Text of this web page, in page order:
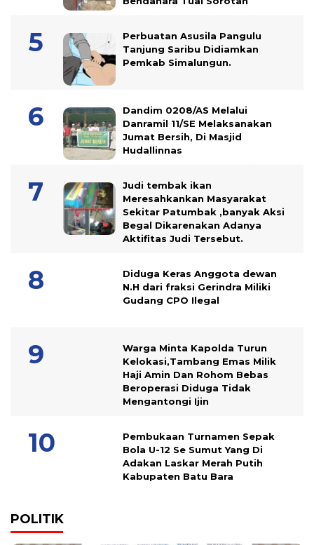
Perbuatan Asusila Pangulu
Tanjung Saribu Didiamkan
Pemkab Simalungun.
Dandim 0208/AS Melalui
Danramil 11/SE Melaksanakan
Jumat Bersih, Di Masjid
Hudallinnas
Judi tembak ikan
Meresahkankan Masyarakat
Sekitar Patumbak ,banyak Aksi
Begal Dikarenakan Adanya
Aktifitas Judi Tersebut.
Diduga Keras Anggota dewan
N.H dari fraksi Gerindra Miliki
Gudang CPO Ilegal
Warga Minta Kapolda Turun
Kelokasi,Tambang Emas Milik
Haji Amin Dan Rohom Bebas
Beroperasi Diduga Tidak
Mengantongi Ijin
Pembukaan Turnamen Sepak
Bola U-12 Se Sumut Yang Di
Adakan Laskar Merah Putih
Kabupaten Batu Bara
POLITIK